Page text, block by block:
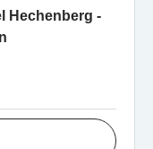
Hechenberg -